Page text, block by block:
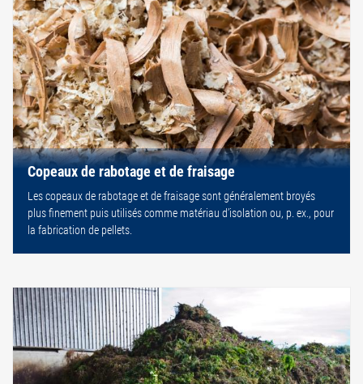
Copeaux de rabotage et de fraisage
Les copeaux de rabotage et de fraisage sont généralement broyés
plus finement puis utilisés comme matériau d’isolation ou, p. ex., pour
la fabrication de pellets.